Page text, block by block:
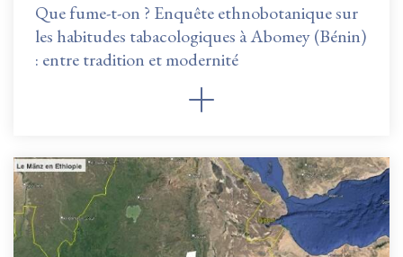
Que fume-t-on ? Enquête ethnobotanique sur
les habitudes tabacologiques à Abomey (Bénin)
: entre tradition et modernité